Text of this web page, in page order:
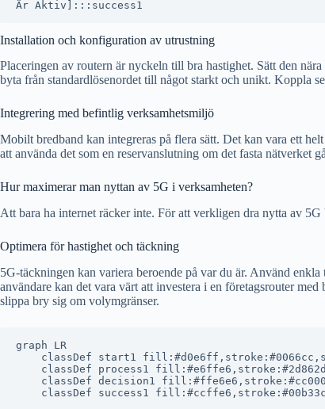
Installation och konfiguration av utrustning
Placeringen av routern är nyckeln till bra hastighet. Sätt den
byta från standardlösenordet till något starkt och unikt. Koppla
Integrering med befintlig verksamhetsmiljö
Mobilt bredband kan integreras på flera sätt. Det kan vara ett
att använda det som en reservanslutning om det fasta nätverket
Hur maximerar man nyttan av 5G i verksamheten?
Att bara ha internet räcker inte. För att verkligen dra nytta av
Optimera för hastighet och täckning
5G-täckningen kan variera beroende på var du är. Använd
användare kan det vara värt att investera i en företagsrouter
slippa bry sig om volymgränser.
graph LR
classDef start1
classDef process1
classDef decision1
classDef success1